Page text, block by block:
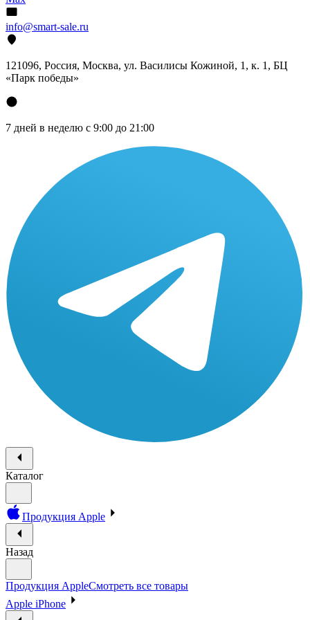
info@smart-sale.ru
121096, Россия, Москва, ул. Василисы Кожиной, 1, к. 1, БЦ
«Парк победы»
7 дней в неделю с 9:00 до 21:00
Каталог
Продукция Apple
Назад
Продукция AppleСмотреть все товары
Apple iPhone